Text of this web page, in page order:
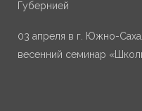
Губернией
03 апреля в г. Южно-
весенний семинар